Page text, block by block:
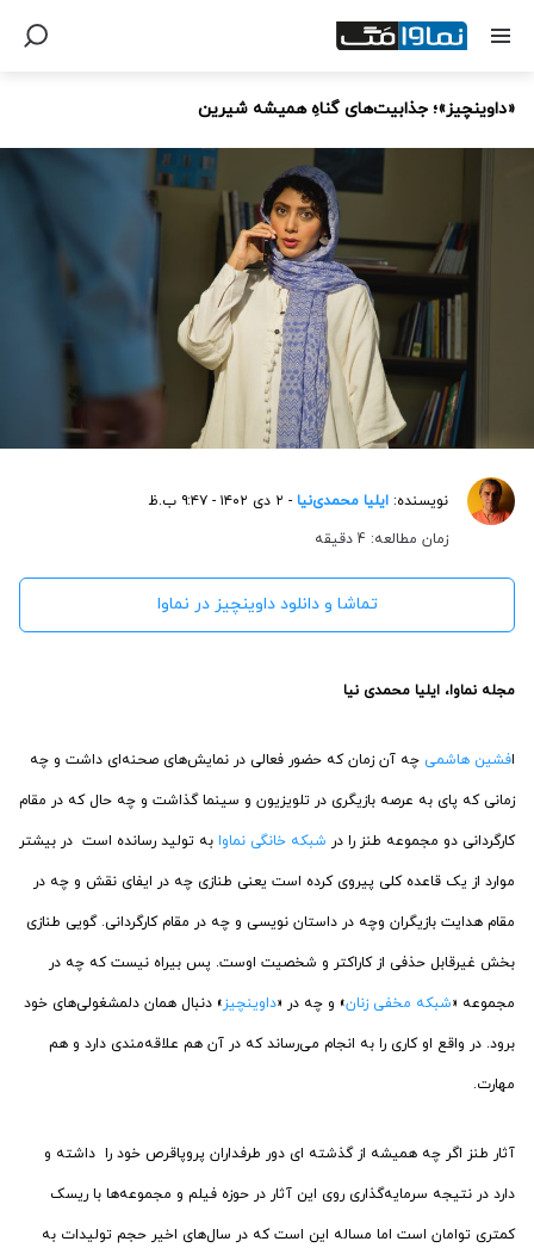
«داوینچیز»؛ جذابیت‌های گناهِ همیشه شیرین
نویسنده: ایلیا محمدی‌نیا - ۲ دی ۱۴۰۲ - ۹:۴۷ ب.ظ
زمان مطالعه: 4 دقیقه
تماشا و دانلود داوینچیز در نماوا
مجله نماوا، ایلیا محمدی نیا
افشین هاشمی چه آن زمان که حضور فعالی در نمایش‌های صحنه‌ای داشت و چه
زمانی که پای به عرصه بازیگری در تلویزیون و سینما گذاشت و چه حال که در مقام
کارگردانی دو مجموعه طنز را در شبکه خانگی نماوا به تولید رسانده است در بیشتر
موارد از یک قاعده کلی پیروی کرده است یعنی طنازی چه در ایفای نقش و چه در
مقام هدایت بازیگران وچه در داستان نویسی و چه در مقام کارگردانی. گویی طنازی
بخش غیرقابل حذفی از کاراکتر و شخصیت اوست. پس بیراه نیست که چه در
مجموعه «شبکه مخفی زنان» و چه در «داوینچیز» دنبال همان دلمشغولی‌های خود
برود. در واقع او کاری را به انجام می‌رساند که در آن هم علاقه‌مندی دارد و هم
مهارت.
آثار طنز اگر چه همیشه از گذشته ای دور طرفداران پروپاقرص خود را داشته و
دارد در نتیجه سرمایه‌گذاری روی این آثار در حوزه فیلم و مجموعه‌ها با ریسک
کمتری توامان است اما مساله این است که در سال‌های اخیر حجم تولیدات به